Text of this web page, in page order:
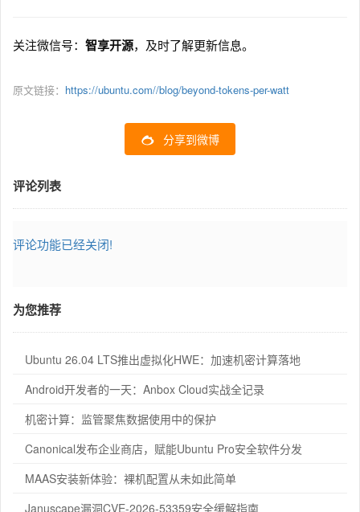
关注微信号： 智享开源，及时了解更新信息。
原文链接： https://ubuntu.com//blog/beyond-tokens-per-watt
分享到微博
评论列表
评论功能已经关闭!
为您推荐
Ubuntu 26.04 LTS推出虚拟化HWE：加速机密计算落地
Android开发者的一天：Anbox Cloud实战全记录
机密计算：监管聚焦数据使用中的保护
Canonical发布企业商店，赋能Ubuntu Pro安全软件分发
MAAS安装新体验：裸机配置从未如此简单
Januscape漏洞CVE-2026-53359安全缓解指南